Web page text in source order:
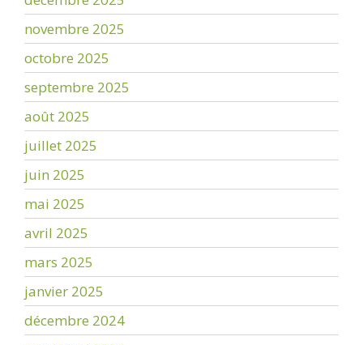
novembre 2025
octobre 2025
septembre 2025
août 2025
juillet 2025
juin 2025
mai 2025
avril 2025
mars 2025
janvier 2025
décembre 2024